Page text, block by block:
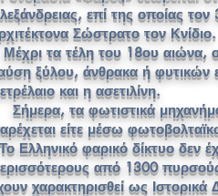
επί της οποίας
Σώστρατο τον Κνίδιο.
τα τέλη του 18ου αιώνα,
ξύλου, άνθρακα ή φυτικών
και η ασετιλίνη.
τα φωτιστικά
είτε μέσω
Ελληνικό φαρικό δίκτυο δεν
από 1300
χαρακτηρισθεί ως Ιστορικά